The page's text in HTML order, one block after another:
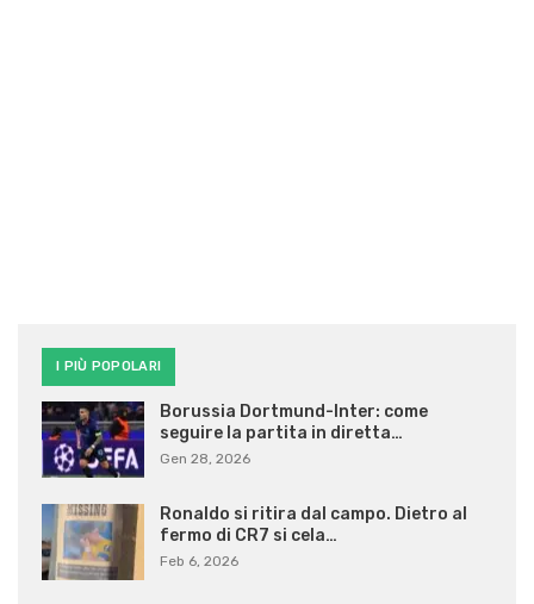
I PIÙ POPOLARI
Borussia Dortmund-Inter: come
seguire la partita in diretta…
Gen 28, 2026
Ronaldo si ritira dal campo. Dietro al
fermo di CR7 si cela…
Feb 6, 2026